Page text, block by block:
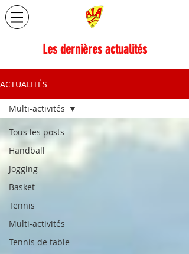
Les dernières actualités
ACTUALITÉS
Tous les posts
Handball
Jogging
Basket
Tennis
Multi-activités
Tennis de table
Multi-activités